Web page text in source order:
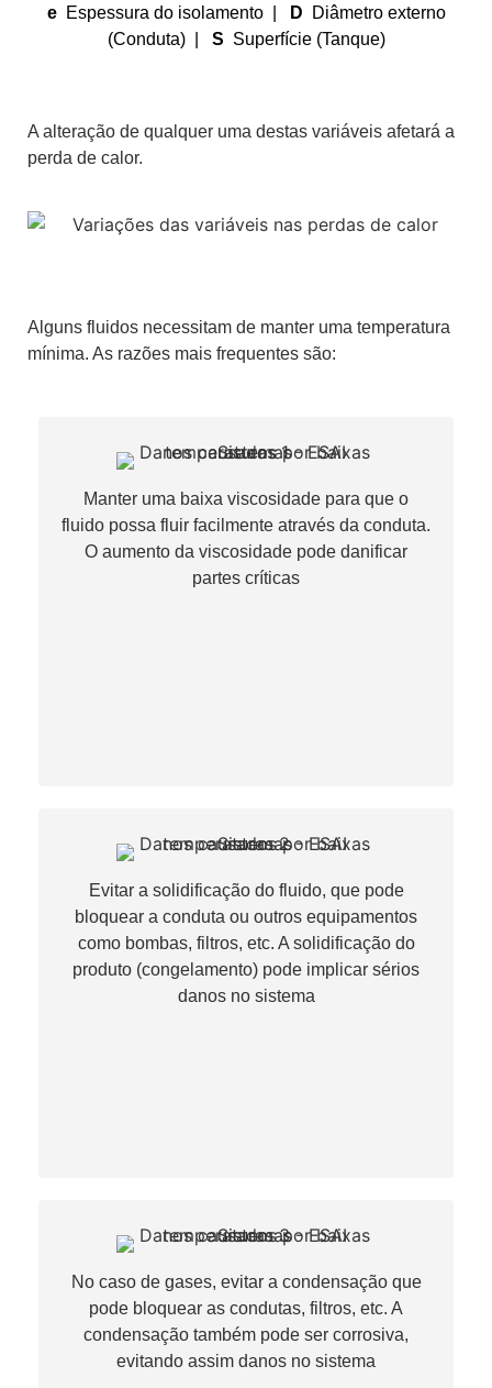
eEspessura do isolamento | D Diâmetro externo
(Conduta) | S Superfície (Tanque)
A alteração de qualquer uma destas variáveis afetará a
perda de calor.
Alguns fluidos necessitam de manter uma temperatura
mínima. As razões mais frequentes são:
Manter uma baixa viscosidade para que o
fluido possa fluir facilmente através da conduta.
O aumento da viscosidade pode danificar
partes críticas​
Evitar a solidificação do fluido, que pode
bloquear a conduta ou outros equipamentos
como bombas, filtros, etc. A solidificação do
produto (congelamento) pode implicar sérios
danos no sistema
No caso de gases, evitar a condensação que
pode bloquear as condutas, filtros, etc. A
condensação também pode ser corrosiva,
evitando assim danos no sistema